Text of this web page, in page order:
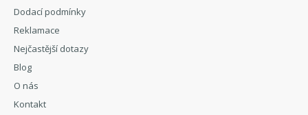
Dodací podmínky
Reklamace
Nejčastější dotazy
Blog
O nás
Kontakt